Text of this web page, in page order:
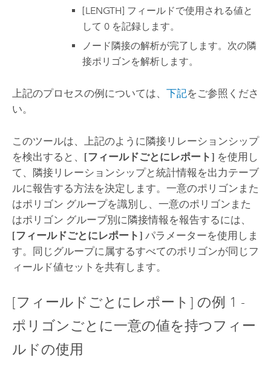
[LENGTH] フィールドで使用される値と
して 0 を記録します。
ノード隣接の解析が完了します。次の隣
接ポリゴンを解析します。
上記のプロセスの例については、 下記をご参照くださ
い。
このツールは、上記のように隣接リレーションシップ
を検出すると、 [フィールドごとにレポート] を使用し
て、隣接リレーションシップと統計情報を出力テーブ
ルに報告する方法を決定します。一意のポリゴンまた
はポリゴン グループを識別し、一意のポリゴンまた
はポリゴン グループ別に隣接情報を報告するには、
[フィールドごとにレポート] パラメーターを使用しま
す。同じグループに属するすべてのポリゴンが同じフ
ィールド値セットを共有します。
[フィールドごとにレポート] の例 1 -
ポリゴンごとに一意の値を持つフィー
ルドの使用